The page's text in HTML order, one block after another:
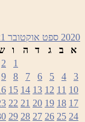
2020 ספט אוקטובר 2021
א
ב ג ד ה ו
1
2
3
4
5
6
7
8
9
10
11
12
13
14
15
17
18
19
20
21
22
24
25
26
27
28
29